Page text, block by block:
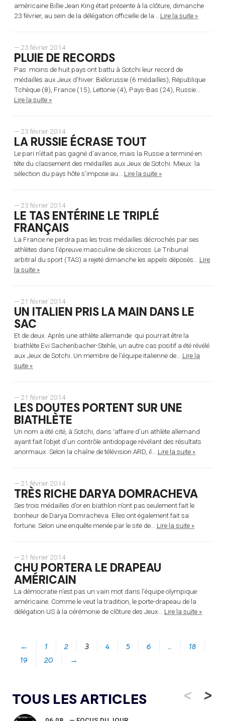
américaine Billie Jean King était présente à la clôture, dimanche
23 février, au sein de la délégation officielle de la... Lire la suite »
— 23 février 2014
PLUIE DE RECORDS
Pas moins de huit pays ont battu à Sotchi leur record de
médailles aux Jeux d’hiver: Biélorussie (6 médailles), République
Tchèque (8), France (15), Lettonie (4), Pays-Bas (24), Russie...
Lire la suite »
— 23 février 2014
LA RUSSIE ÉCRASE TOUT
Le pari n’était pas gagné d’avance, mais la Russie a terminé en
tête du classement des médailles aux Jeux de Sotchi. Mieux: la
sélection du pays hôte s’impose au... Lire la suite »
— 23 février 2014
LE TAS ENTÉRINE LE TRIPLÉ
FRANÇAIS
La France ne perdra pas les trois médailles décrochés par ses
athlètes dans l’épreuve masculine de skicross. Le Tribunal
arbitral du sport (TAS) a rejeté dimanche les appels déposés... Lire
la suite »
— 21 février 2014
UN ITALIEN PRIS LA MAIN DANS LE
SAC
Et de deux. Après une athlète allemande qui pourrait être la
biathlète Evi Sachenbacher-Stehle, un autre cas positif a été révélé
aux Jeux de Sotchi. Un membre de l’équipe italienne de... Lire la
suite »
— 21 février 2014
LES DOUTES PORTENT SUR UNE
BIATHLÈTE
Un nom a été cité, à Sotchi, dans ‘affaire d’un athlète allemand
ayant fait l’objet d’un contrôle antidopage révélant des résultats
anormaux. Selon la chaîne de télévision ARD, il... Lire la suite »
— 21 février 2014
TRÈS RICHE DARYA DOMRACHEVA
Ses trois médailles d’or en biathlon n’ont pas seulement fait le
bonheur de Darya Domracheva. Elles ont également fait sa
fortune. Selon une enquête menée par le site de... Lire la suite »
— 21 février 2014
CHU PORTERA LE DRAPEAU
AMÉRICAIN
La démocratie n’est pas un vain mot dans l’équipe olympique
américaine. Comme le veut la tradition, le porte-drapeau de la
délégation US à la cérémonie de clôture des Jeux... Lire la suite »
← 1 2 3 4 5 6 …
18
19
20 →
TOUS LES ARTICLES < >